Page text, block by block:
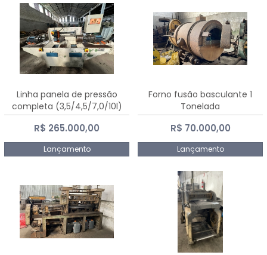
Linha panela de pressão
completa (3,5/4,5/7,0/10l)
R$ 265.000,00
Lançamento
Forno fusão basculante 1
Tonelada
R$ 70.000,00
Lançamento